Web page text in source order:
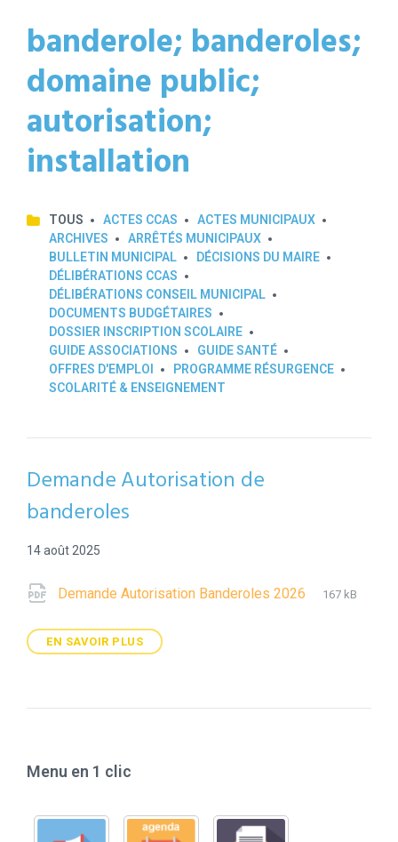
banderole; banderoles;
domaine public;
autorisation;
installation
TOUS ACTES CCAS
ACTES MUNICIPAUX
ARCHIVES
ARRÊTÉS MUNICIPAUX
BULLETIN MUNICIPAL
DÉCISIONS DU MAIRE
DÉLIBÉRATIONS CCAS
DÉLIBÉRATIONS CONSEIL MUNICIPAL
DOCUMENTS BUDGÉTAIRES
DOSSIER INSCRIPTION SCOLAIRE
GUIDE ASSOCIATIONS
GUIDE SANTÉ
OFFRES D'EMPLOI
PROGRAMME RÉSURGENCE
SCOLARITÉ & ENSEIGNEMENT
Demande Autorisation de
banderoles
14 août 2025
Pièces
jointes
Demande Autorisation Banderoles 2026
File
pdf
File
167 kB
EN SAVOIR PLUS
Menu en 1 clic